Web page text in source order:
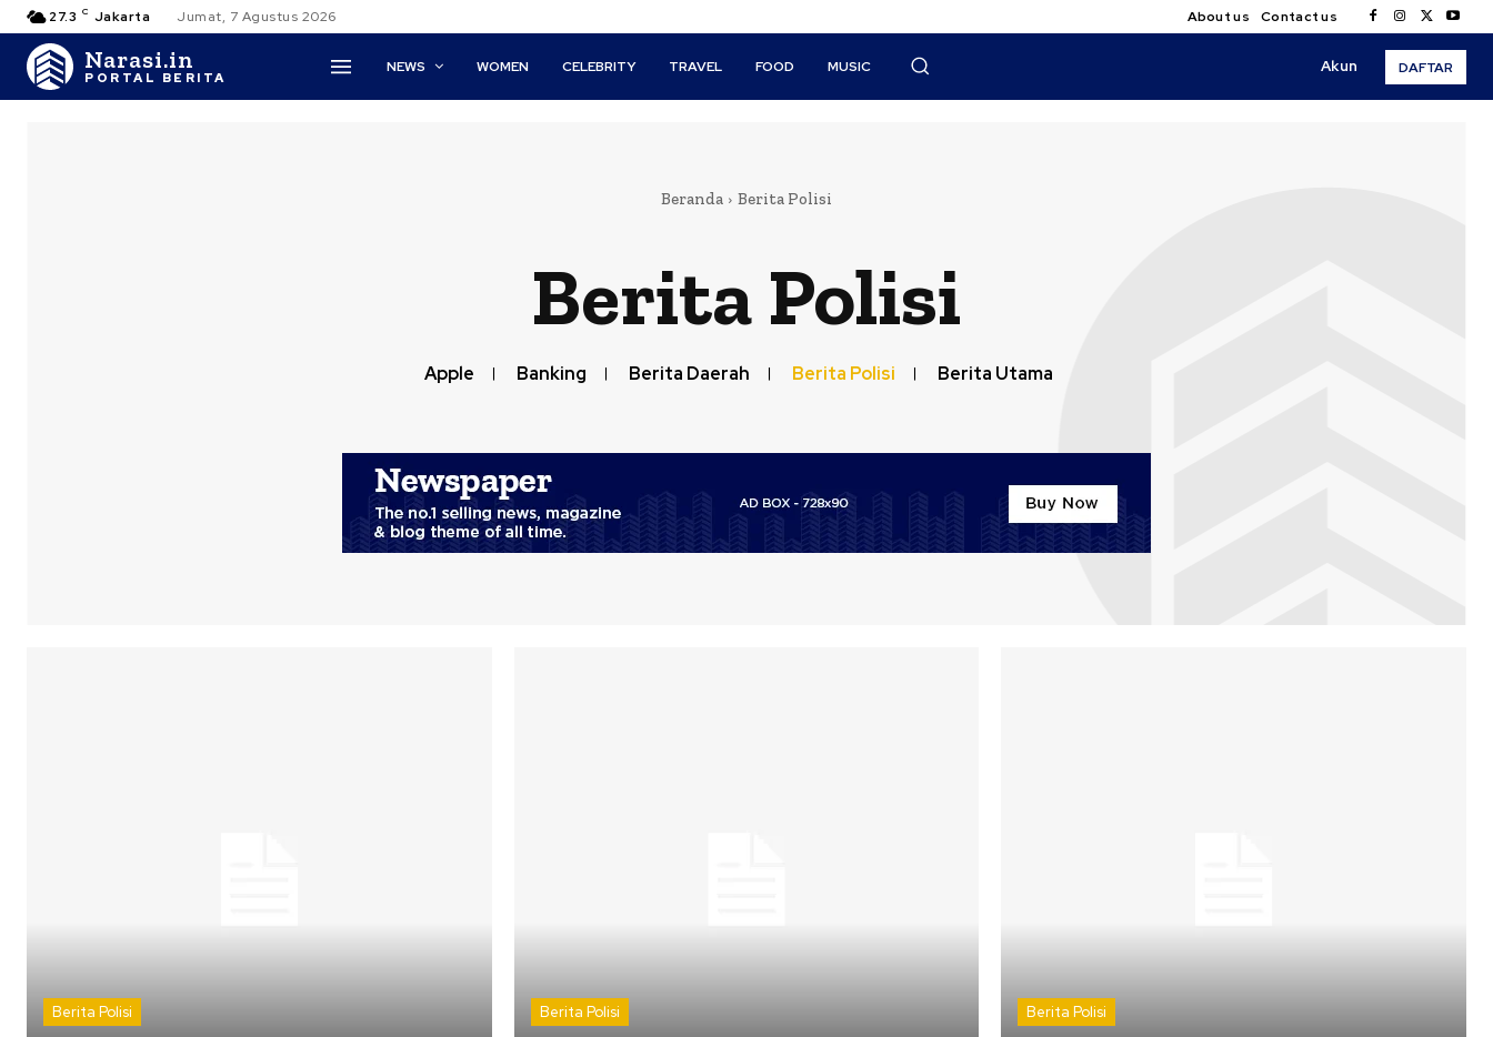
27.3 C Jakarta Jumat, 7 Agustus 2026 About us Contact us
Narasi.in
PORTAL BERITA
NEWS WOMEN CELEBRITY TRAVEL FOOD MUSIC Akun DAFTAR
Beranda Berita Polisi
Berita Polisi
Apple Banking Berita Daerah Berita Polisi Berita Utama
Berita Polisi Berita Polisi Berita Polisi